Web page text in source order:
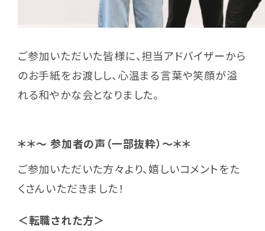
ご参加いただいた皆様に、担当アドバイザーから
のお手紙をお渡しし、心温まる言葉や笑顔が溢
れる和やかな会となりました。
＊＊～ 参加者の声（一部抜粋）～＊＊
ご参加いただいた方々より、嬉しいコメントをた
くさんいただきました！
＜転職された方＞